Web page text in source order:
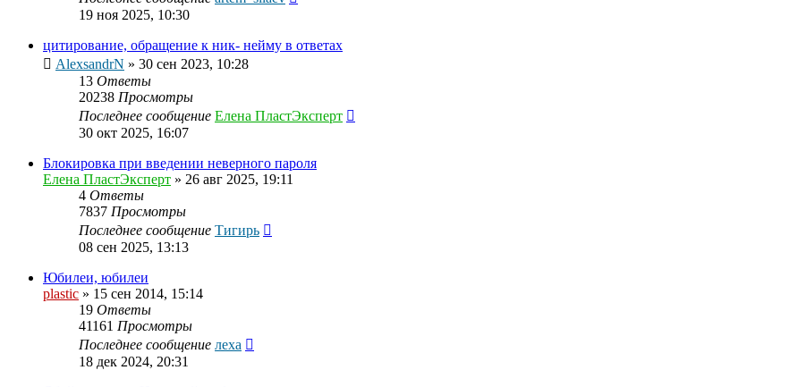
19 ноя 2025, 10:30
цитирование, обращение к ник- нейму в ответах
AlexsandrN » 30 сен 2023, 10:28
13 Ответы
20238 Просмотры
Последнее сообщение Елена ПластЭксперт
30 окт 2025, 16:07
Блокировка при введении неверного пароля
Елена ПластЭксперт » 26 авг 2025, 19:11
4 Ответы
7837 Просмотры
Последнее сообщение Тигирь
08 сен 2025, 13:13
Юбилеи, юбилеи
plastic » 15 сен 2014, 15:14
19 Ответы
41161 Просмотры
Последнее сообщение леха
18 дек 2024, 20:31